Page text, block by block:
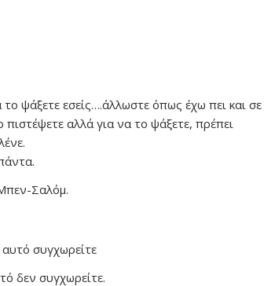
ψάξετε εσείς….άλλωστε όπως έχω πει και σε
αλλά για να το ψάξετε, πρέπει
Σαλόμ.
συγχωρείτε
δεν συγχωρείτε.